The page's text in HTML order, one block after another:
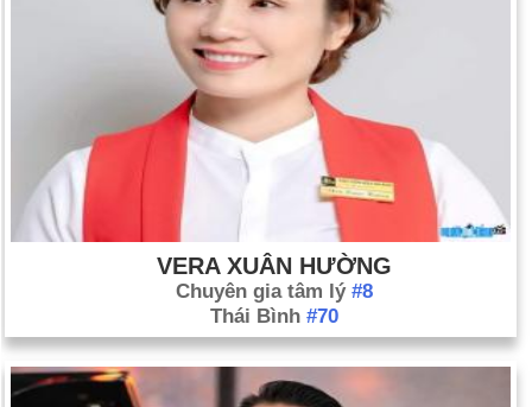
VERA XUÂN HƯỜNG
Chuyên gia tâm lý #8
Thái Bình #70